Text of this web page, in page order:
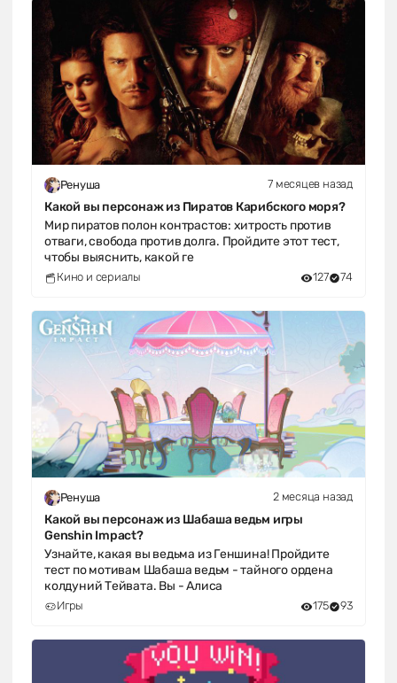
Ренуша 7 месяцев назад
Какой вы персонаж из Пиратов Карибского моря?
Мир пиратов полон контрастов: хитрость против
отваги, свобода против долга. Пройдите этот тест,
чтобы выяснить, какой ге
Кино и сериалы 127 74
Ренуша 2 месяца назад
Какой вы персонаж из Шабаша ведьм игры
Genshin Impact?
Узнайте, какая вы ведьма из Геншина! Пройдите
тест по мотивам Шабаша ведьм - тайного ордена
колдуний Тейвата. Вы - Алиса
Игры 175 93